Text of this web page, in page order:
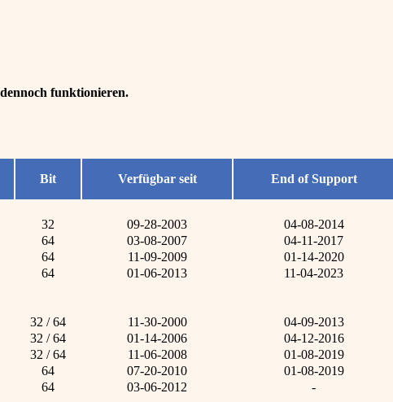
funktionieren.
Bit Verfügbar seit End of Support
32 09-28-2003
04-08-2014
64 03-08-2007
04-11-2017
64 11-09-2009
01-14-2020
64 01-06-2013 11-04-2023
32 / 64 11-30-2000
04-09-2013
32 / 64 01-14-2006
04-12-2016
32 / 64 11-06-2008
01-08-2019
64 07-20-2010
01-08-2019
64 03-06-2012 -